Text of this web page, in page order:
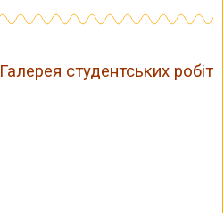
Галерея студентських робіт